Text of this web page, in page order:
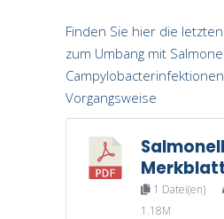
Finden Sie hier die
zum Umbang mit
Vorgangsweise
1 Datei(en)
1.18M